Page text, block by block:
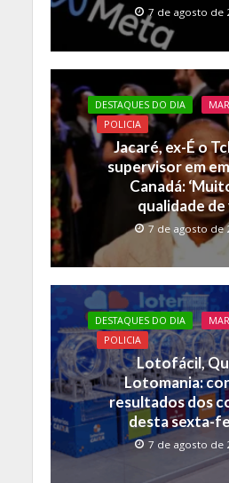
7 de agosto de
DESTAQUES DO DIA
POLICIA
Jacaré, ex-É o
supervisor em
Canadá:
qualidade de
7 de agosto de
DESTAQUES DO DIA
POLICIA
Lotofácil,
Lotomania:
resultados dos
desta sexta-
7 de agosto de